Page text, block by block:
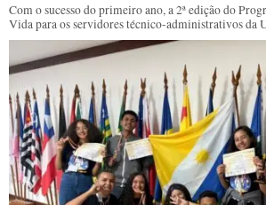
Com o sucesso do primeiro ano, a 2ª edição do
Vida para os servidores técnico-administrativos da